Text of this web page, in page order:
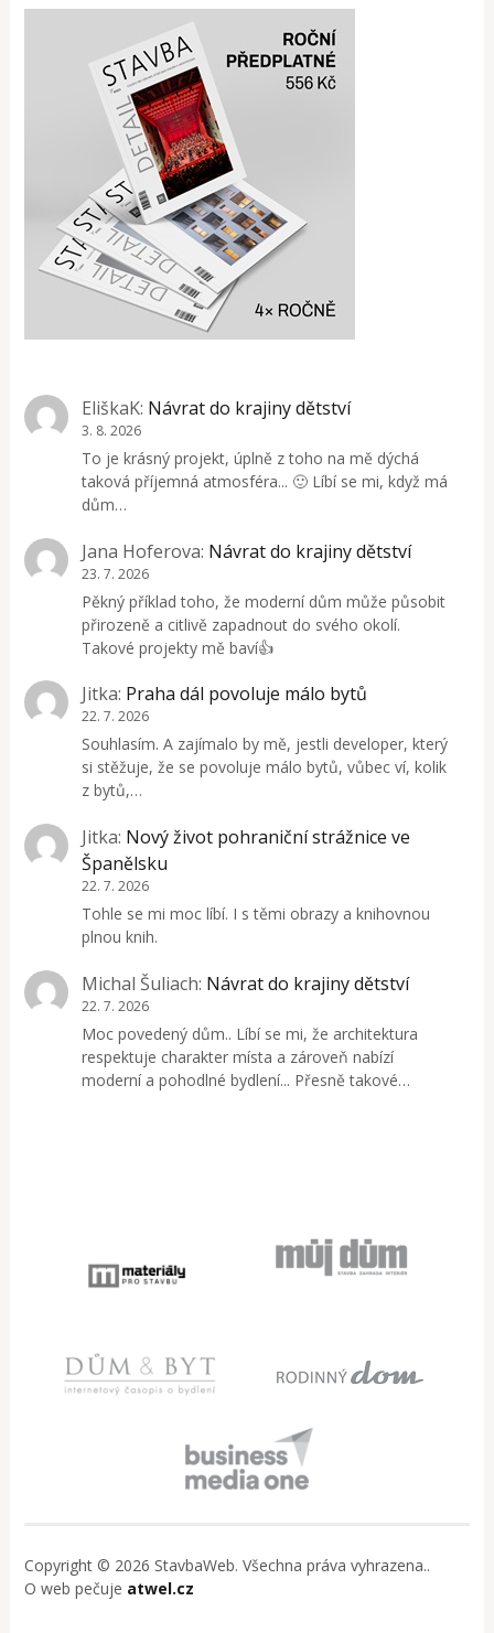
EliškaK: Návrat do krajiny dětství
3. 8. 2026
To je krásný projekt, úplně z toho na mě dýchá
taková příjemná atmosféra... 🙂 Líbí se mi, když má
dům…
Jana Hoferova: Návrat do krajiny dětství
23. 7. 2026
Pěkný příklad toho, že moderní dům může působit
přirozeně a citlivě zapadnout do svého okolí.
Takové projekty mě baví👍
Jitka: Praha dál povoluje málo bytů
22. 7. 2026
Souhlasím. A zajímalo by mě, jestli developer, který
si stěžuje, že se povoluje málo bytů, vůbec ví, kolik
z bytů,…
Jitka: Nový život pohraniční strážnice ve
Španělsku
22. 7. 2026
Tohle se mi moc líbí. I s těmi obrazy a knihovnou
plnou knih.
Michal Šuliach: Návrat do krajiny dětství
22. 7. 2026
Moc povedený dům.. Líbí se mi, že architektura
respektuje charakter místa a zároveň nabízí
moderní a pohodlné bydlení... Přesně takové…
Copyright © 2026 StavbaWeb. Všechna práva vyhrazena..
O web pečuje atwel.cz